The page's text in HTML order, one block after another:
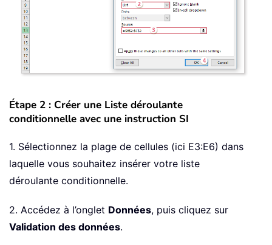
Étape 2 : Créer une Liste déroulante
conditionnelle avec une instruction SI
1. Sélectionnez la plage de cellules (ici E3:E6) dans
laquelle vous souhaitez insérer votre liste
déroulante conditionnelle.
2. Accédez à l’onglet Données, puis cliquez sur
Validation des données.